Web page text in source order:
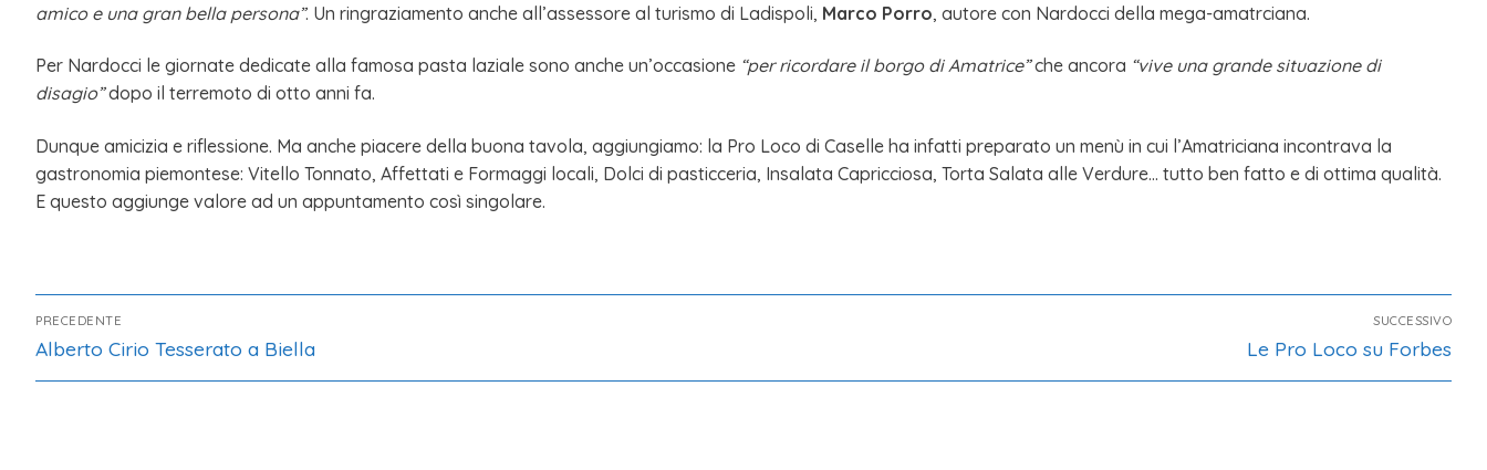
amico e una gran bella persona”. Un ringraziamento anche all’assessore al turismo di Ladispoli, Marco Porro, autore con Nardocci della mega-amatrciana.
Per Nardocci le giornate dedicate alla famosa pasta laziale sono anche un’occasione “per ricordare il borgo di Amatrice”che ancora “vive una grande situazione di
disagio”dopo il terremoto di otto anni fa.
Dunque amicizia e riflessione. Ma anche piacere della buona tavola, aggiungiamo: la Pro Loco di Caselle ha infatti preparato un menù in cui l’Amatriciana incontrava la
gastronomia piemontese: Vitello Tonnato, Affettati e Formaggi locali, Dolci di pasticceria, Insalata Capricciosa, Torta Salata alle Verdure… tutto ben fatto e di ottima qualità.
E questo aggiunge valore ad un appuntamento così singolare.
PRECEDENTE
Alberto Cirio Tesserato a Biella
SUCCESSIVO
Le Pro Loco su Forbes